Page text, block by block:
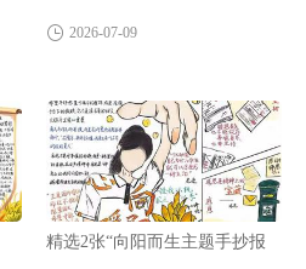
2026-07-09
精选2张“向阳而生主题手抄报